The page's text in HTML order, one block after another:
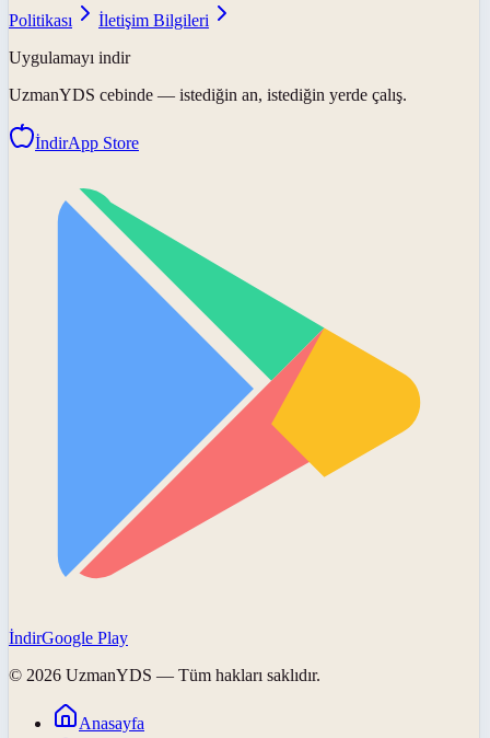
Politikası
İletişim Bilgileri
Uygulamayı indir
UzmanYDS cebinde — istediğin an, istediğin yerde çalış.
İndirApp Store
İndirGoogle Play
© 2026 UzmanYDS — Tüm hakları saklıdır.
Anasayfa